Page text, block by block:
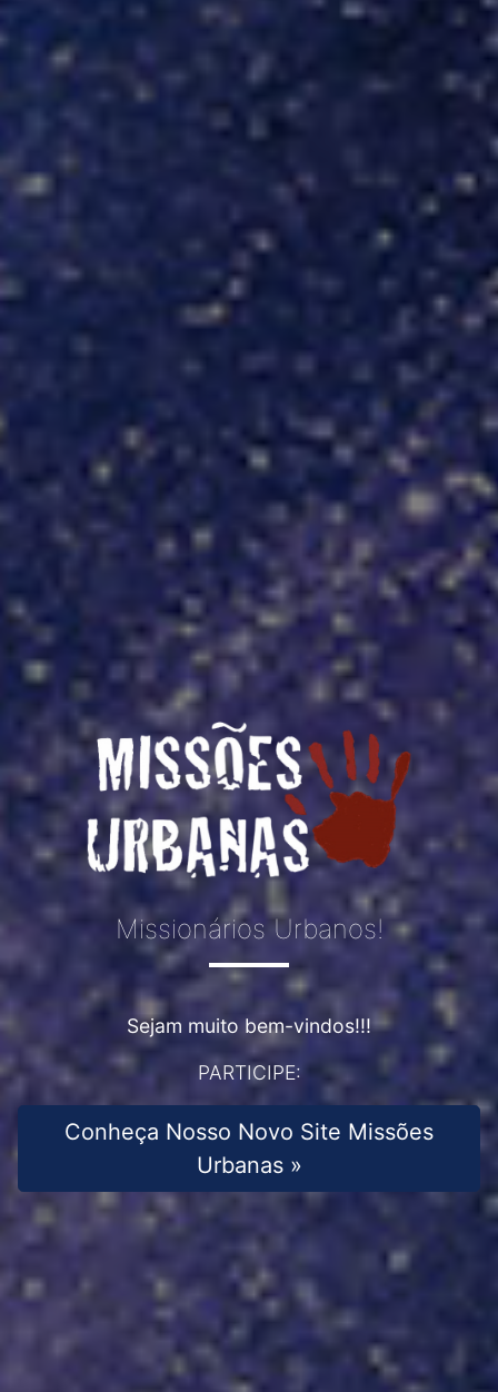
Missionários Urbanos!
Sejam muito bem-vindos!!!
PARTICIPE:
Conheça Nosso Novo Site Missões
Urbanas »